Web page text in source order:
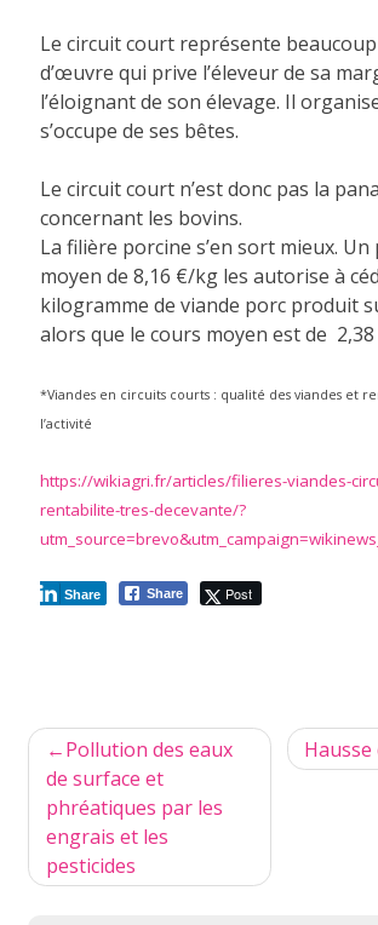
Le circuit court représente
d’œuvre qui prive l’éleveur de sa
l’éloignant de son élevage. Il
s’occupe de ses bêtes.
Le circuit court n’est donc pas la
concernant les bovins.
La filière porcine s’en sort mieux. Un
moyen de 8,16 €/kg les autorise à
kilogramme de viande porc produit
alors que le cours moyen est de
*Viandes en circuits courts : qualité des viandes et
l’activité
https://wikiagri.fr/articles/filieres-viandes-
rentabilite-tres-decevante/?
Share Post
Share
Navigation
de
l’article
Pollution des eaux
de surface et
phréatiques par les
engrais et les
pesticides